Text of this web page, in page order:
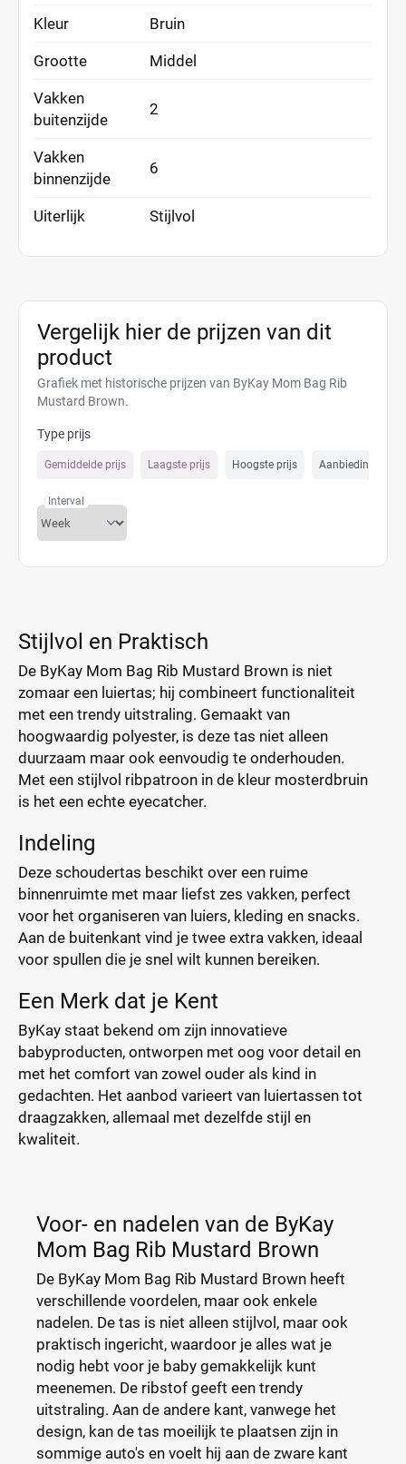
Kleur Bruin
Grootte Middel
Vakken
buitenzijde
2
Vakken
binnenzijde
6
Uiterlijk Stijlvol
Vergelijk hier de prijzen van dit
product
Grafiek met historische prijzen van ByKay Mom Bag Rib
Mustard Brown.
Type prijs
Gemiddelde prijs Laagste prijs Hoogste prijs Aanbiedings prijs
Interval
Stijlvol en Praktisch
De ByKay Mom Bag Rib Mustard Brown is niet
zomaar een luiertas; hij combineert functionaliteit
met een trendy uitstraling. Gemaakt van
hoogwaardig polyester, is deze tas niet alleen
duurzaam maar ook eenvoudig te onderhouden.
Met een stijlvol ribpatroon in de kleur mosterdbruin
is het een echte eyecatcher.
Indeling
Deze schoudertas beschikt over een ruime
binnenruimte met maar liefst zes vakken, perfect
voor het organiseren van luiers, kleding en snacks.
Aan de buitenkant vind je twee extra vakken, ideaal
voor spullen die je snel wilt kunnen bereiken.
Een Merk dat je Kent
ByKay staat bekend om zijn innovatieve
babyproducten, ontworpen met oog voor detail en
met het comfort van zowel ouder als kind in
gedachten. Het aanbod varieert van luiertassen tot
draagzakken, allemaal met dezelfde stijl en
kwaliteit.
Voor- en nadelen van de ByKay
Mom Bag Rib Mustard Brown
De ByKay Mom Bag Rib Mustard Brown heeft
verschillende voordelen, maar ook enkele
nadelen. De tas is niet alleen stijlvol, maar ook
praktisch ingericht, waardoor je alles wat je
nodig hebt voor je baby gemakkelijk kunt
meenemen. De ribstof geeft een trendy
uitstraling. Aan de andere kant, vanwege het
design, kan de tas moeilijk te plaatsen zijn in
sommige auto's en voelt hij aan de zware kant